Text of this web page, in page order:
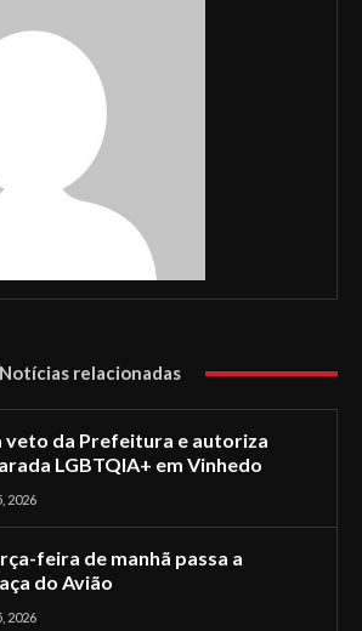
Notícias relacionadas
veto da Prefeitura e autoriza
LGBTQIA+ em Vinhedo
2026
feira de manhã passa a
do Avião
2026